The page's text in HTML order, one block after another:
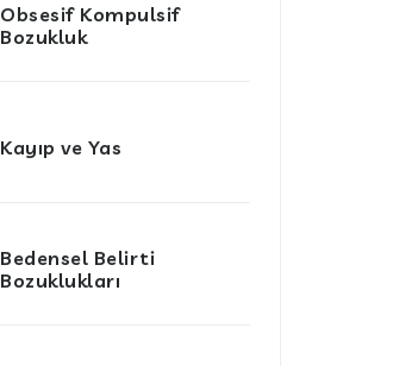
Obsesif Kompulsif
Bozukluk
Kayıp ve Yas
Bedensel Belirti
Bozuklukları